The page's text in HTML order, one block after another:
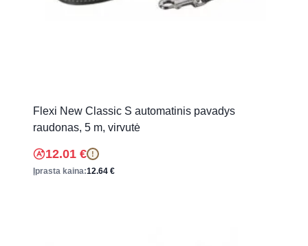
Flexi New Classic S automatinis pavadys
raudonas, 5 m, virvutė
12.01 € !
Įprasta kaina:12.64 €